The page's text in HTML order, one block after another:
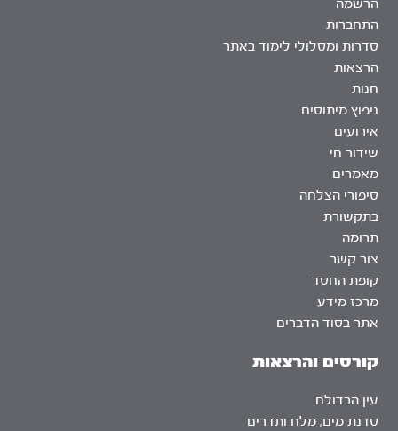
הרשמה
התחברות
סדרות ומסלולי לימוד באתר
הרצאות
חנות
ניפוץ מיתוסים
אירועים
שידור חי
מאמרים
סיפורי הצלחה
בתקשורת
תרומה
צור קשר
קופת החסד
מרכז מידע
אתר בסוד הדברים
קורסים והרצאות
עין הבדולח
סדנת מים, מלח ותדרים